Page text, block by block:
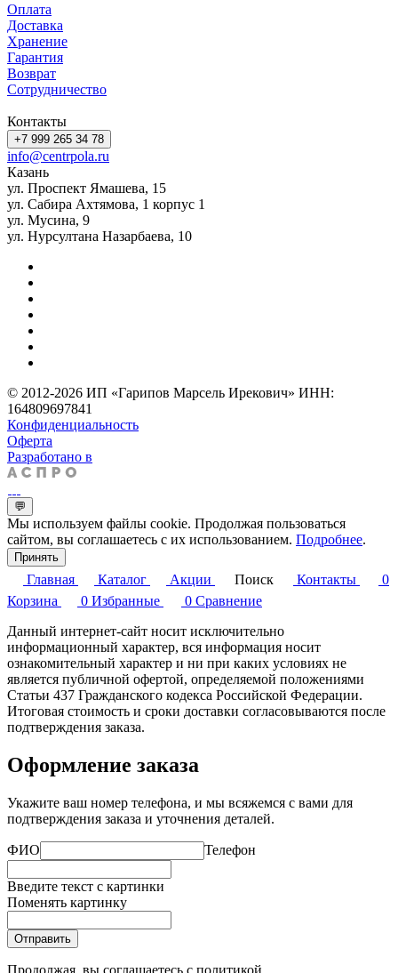
Оплата
Доставка
Хранение
Гарантия
Возврат
Сотрудничество
Контакты
+7 999 265 34 78
info@centrpola.ru
Казань
ул. Проспект Ямашева, 15
ул. Сабира Ахтямова, 1 корпус 1
ул. Мусина, 9
ул. Нурсултана Назарбаева, 10
© 2012-2026 ИП «Гарипов Марсель Ирекович» ИНН:
164809697841
Конфиденциальность
Оферта
Разработано в
💬
Мы используем файлы cookie. Продолжая пользоваться
сайтом, вы соглашаетесь с их использованием. Подробнее.
Принять
Главная Каталог Акции Поиск Контакты
0
Корзина
0 Избранные 0 Сравнение
Данный интернет-сайт носит исключительно
информационный характер, вся информация носит
ознакомительный характер и ни при каких условиях не
является публичной офертой, определяемой положениями
Статьи 437 Гражданского кодекса Российской Федерации.
Итоговая стоимость и сроки доставки согласовываются после
подтверждения заказа.
Оформление заказа
Укажите ваш номер телефона, и мы всяжемся с вами для
подтверждения заказа и уточнения деталей.
ФИО Телефон
Введите текст с картинки
Поменять картинку
Отправить
Продолжая, вы соглашаетесь с политикой